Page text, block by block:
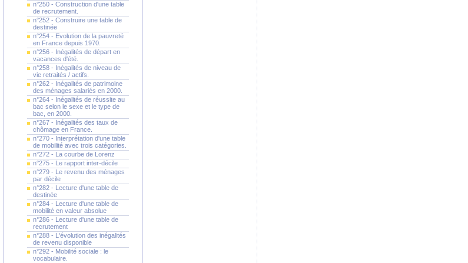
n°250 - Construction d'une table
de recrutement.
n°252 - Construire une table de
destinée
n°254 - Evolution de la pauvreté
en France depuis 1970.
n°256 - Inégalités de départ en
vacances d'été.
n°258 - Inégalités de niveau de
vie retraités / actifs.
n°262 - Inégalités de patrimoine
des ménages salariés en 2000.
n°264 - Inégalités de réussite au
bac selon le sexe et le type de
bac, en 2000.
n°267 - Inégalités des taux de
chômage en France.
n°270 - Interprétation d'une table
de mobilité avec trois catégories.
n°272 - La courbe de Lorenz
n°275 - Le rapport inter-décile
n°279 - Le revenu des ménages
par décile
n°282 - Lecture d'une table de
destinée
n°284 - Lecture d'une table de
mobilité en valeur absolue
n°286 - Lecture d'une table de
recrutement
n°288 - L'évolution des inégalités
de revenu disponible
n°292 - Mobilité sociale : le
vocabulaire.